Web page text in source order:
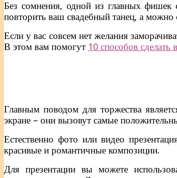
Без сомнения, одной из главных фишек
повторить ваш свадебный танец, а можно
Если у вас совсем нет желания
В этом вам помогут 10 способов
Главным поводом для торжества
экране – они вызовут самые
Естественно фото или видео
красивые и романтичные композиции.
Для презентации вы можете